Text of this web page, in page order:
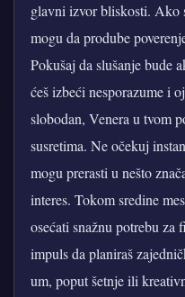
glavni izvor bliskosti. Ako
mogu da prodube
Pokušaj da slušanje bude
ćeš izbeći nesporazume i
slobodan, Venera u tvom
susretima. Ne očekuj
mogu prerasti u nešto
interes. Tokom sredine
osećati snažnu potrebu
impuls da planiraš
um, poput šetnje ili